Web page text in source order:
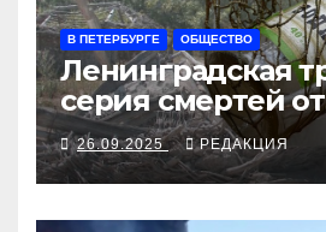
В ПЕТЕРБУРГЕ ОБЩЕСТВО
Ленинградская
серия смертей от
алкосуррогата
26.09.2025 РЕДАКЦИЯ